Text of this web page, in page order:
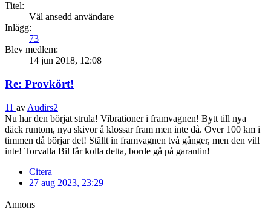
Titel:
Väl ansedd användare
Inlägg:
73
Blev medlem:
14 jun 2018, 12:08
Re: Provkört!
11 av Audirs2
Nu har den börjat strula! Vibrationer i framvagnen! Bytt till nya
däck runtom, nya skivor å klossar fram men inte då. Över 100 km i
timmen då börjar det! Ställt in framvagnen två gånger, men den vill
inte! Torvalla Bil får kolla detta, borde gå på garantin!
Citera
27 aug 2023, 23:29
Annons